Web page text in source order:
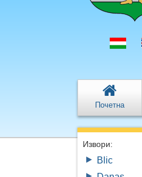
Почетна
Извори:
Blic